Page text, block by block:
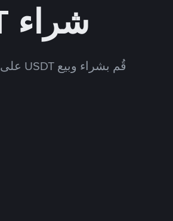
شراء USDT مقابل INR
قُم بشراء وبيع USDT على Binance P2P باستخدام العديد من طرق الدفع